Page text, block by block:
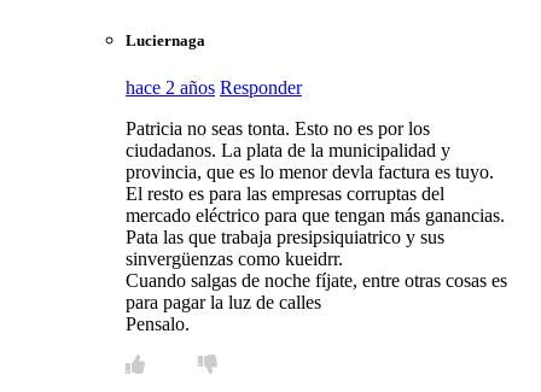
Luciernaga
hace 2 años Responder
Patricia no seas tonta. Esto no es por los
ciudadanos. La plata de la municipalidad y
provincia, que es lo menor devla factura es tuyo.
El resto es para las empresas corruptas del
mercado eléctrico para que tengan más ganancias.
Pata las que trabaja presipsiquiatrico y sus
sinvergüenzas como kueidrr.
Cuando salgas de noche fíjate, entre otras cosas es
para pagar la luz de calles
Pensalo.